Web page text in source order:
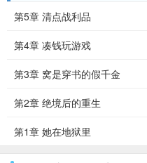
第5章 清点战利品
第4章 凑钱玩游戏
第3章 窝是穿书的假千金
第2章 绝境后的重生
第1章 她在地狱里